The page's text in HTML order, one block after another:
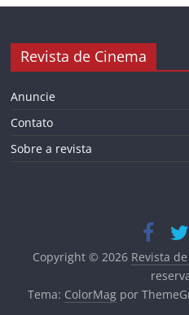
Revista de Cinema
Anuncie
Contato
Sobre a revista
Copyright © 2026 Revista
Tema: ColorMagpor